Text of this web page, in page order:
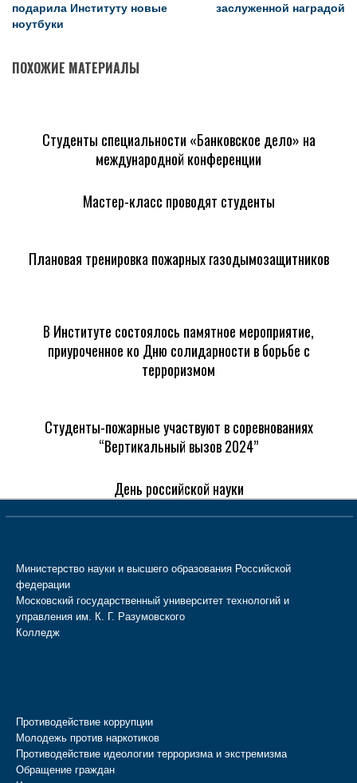
подарила Институту новые
ноутбуки
заслуженной наградой
ПОХОЖИЕ МАТЕРИАЛЫ
Студенты специальности «Банковское дело» на
международной конференции
Мастер-класс проводят студенты
Плановая тренировка пожарных газодымозащитников
В Институте состоялось памятное мероприятие,
приуроченное ко Дню солидарности в борьбе с
терроризмом
Студенты-пожарные участвуют в соревнованиях
“Вертикальный вызов 2024”
День российской науки
Министерство науки и высшего образования Российской
федерации
Московский государственный университет технологий и
управления им. К. Г. Разумовского
Колледж
Противодействие коррупции
Молодежь против наркотиков
Противодействие идеологии терроризма и экстремизма
Обращение граждан